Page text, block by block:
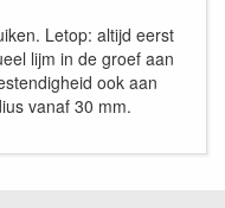
Letop: altijd eerst
lijm in de groef aan
ook aan
vanaf 30 mm.